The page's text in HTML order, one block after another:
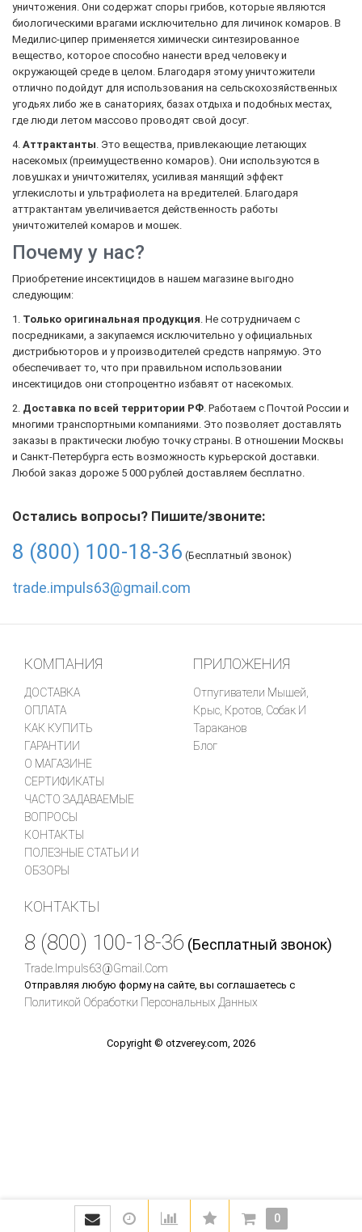
уничтожения. Они содержат споры грибов, которые являются
биологическими врагами исключительно для личинок комаров. В
Медилис-ципер применяется химически синтезированное
вещество, которое способно нанести вред человеку и
окружающей среде в целом. Благодаря этому уничтожители
отлично подойдут для использования на сельскохозяйственных
угодьях либо же в санаториях, базах отдыха и подобных местах,
где люди летом массово проводят свой досуг.
4. Аттрактанты. Это вещества, привлекающие летающих
насекомых (преимущественно комаров). Они используются в
ловушках и уничтожителях, усиливая манящий эффект
углекислоты и ультрафиолета на вредителей. Благодаря
аттрактантам увеличивается действенность работы
уничтожителей комаров и мошек.
Почему у нас?
Приобретение инсектицидов в нашем магазине выгодно
следующим:
1. Только оригинальная продукция. Не сотрудничаем с
посредниками, а закупаемся исключительно у официальных
дистрибьюторов и у производителей средств напрямую. Это
обеспечивает то, что при правильном использовании
инсектицидов они стопроцентно избавят от насекомых.
2. Доставка по всей территории РФ. Работаем с Почтой России и
многими транспортными компаниями. Это позволяет доставлять
заказы в практически любую точку страны. В отношении Москвы
и Санкт-Петербурга есть возможность курьерской доставки.
Любой заказ дороже 5 000 рублей доставляем бесплатно.
Остались вопросы? Пишите/звоните:
8 (800) 100-18-36 (Бесплатный звонок)
trade.impuls63@gmail.com
КОМПАНИЯ
ДОСТАВКА
ОПЛАТА
КАК КУПИТЬ
ГАРАНТИИ
О МАГАЗИНЕ
СЕРТИФИКАТЫ
ЧАСТО ЗАДАВАЕМЫЕ
ВОПРОСЫ
КОНТАКТЫ
ПОЛЕЗНЫЕ СТАТЬИ И
ОБЗОРЫ
ПРИЛОЖЕНИЯ
Отпугиватели Мышей,
Крыс, Кротов, Собак И
Тараканов
Блог
КОНТАКТЫ
8 (800) 100-18-36 (Бесплатный звонок)
Trade.impuls63@gmail.com
Отправляя любую форму на сайте, вы соглашаетесь с
Политикой Обработки Персональных Данных
Copyright © otzverey.com, 2026
0